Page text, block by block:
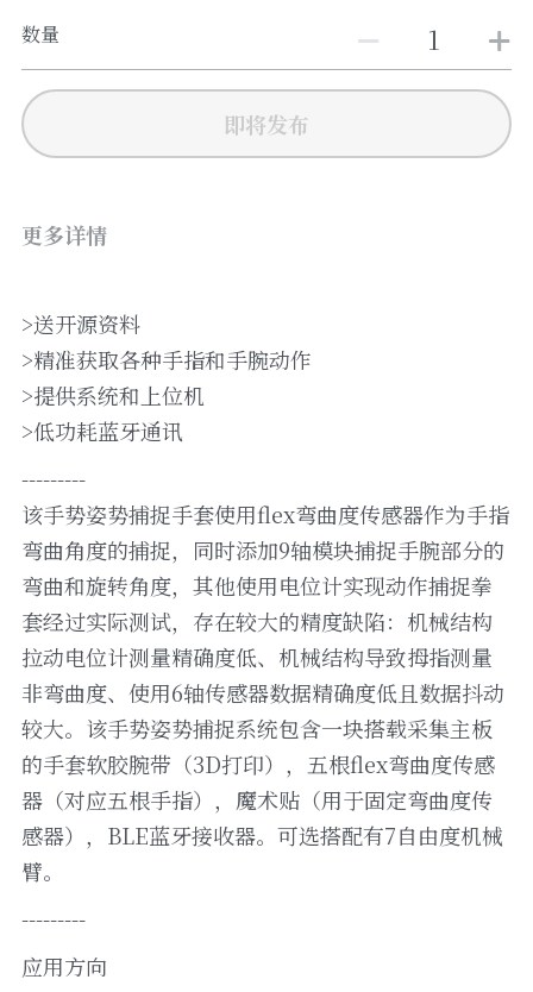
数量
即将发布
更多详情
>送开源资料
>精准获取各种手指和手腕动作
>提供系统和上位机
>低功耗蓝牙通讯
---------
该手势姿势捕捉手套使用flex弯曲度传感器作为手指
弯曲角度的捕捉，同时添加9轴模块捕捉手腕部分的
弯曲和旋转角度，其他使用电位计实现动作捕捉拳
套经过实际测试，存在较大的精度缺陷：机械结构
拉动电位计测量精确度低、机械结构导致拇指测量
非弯曲度、使用6轴传感器数据精确度低且数据抖动
较大。该手势姿势捕捉系统包含一块搭载采集主板
的手套软胶腕带（3D打印），五根flex弯曲度传感
器（对应五根手指），魔术贴（用于固定弯曲度传
感器），BLE蓝牙接收器。可选搭配有7自由度机械
臂。
---------
应用方向